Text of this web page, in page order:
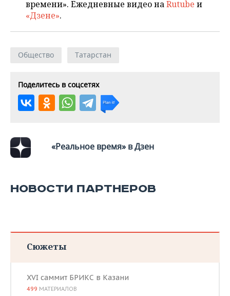
времени». Ежедневные видео наRutube и
«Дзене».
Общество Татарстан
Поделитесь в соцсетях
«Реальное время» в Дзен
НОВОСТИ ПАРТНЕРОВ
Сюжеты
XVI саммит БРИКС в Казани
499 МАТЕРИАЛОВ